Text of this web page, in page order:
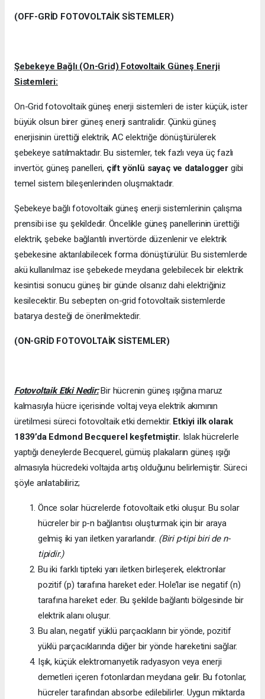
(OFF-GRİD FOTOVOLTAİK SİSTEMLER)
Şebekeye Bağlı (On-Grid) Fotovoltaik Güneş Enerji
Sistemleri:
On-Grid fotovoltaik güneş enerji sistemleri de ister küçük, ister
büyük olsun birer güneş enerji santralidir. Çünkü güneş
enerjisinin ürettiği elektrik, AC elektriğe dönüştürülerek
şebekeye satılmaktadır. Bu sistemler, tek fazlı veya üç fazlı
invertör, güneş panelleri, çift yönlü sayaç ve datalogger gibi
temel sistem bileşenlerinden oluşmaktadır.
Şebekeye bağlı fotovoltaik güneş enerji sistemlerinin çalışma
prensibi ise şu şekildedir. Öncelikle güneş panellerinin ürettiği
elektrik, şebeke bağlantılı invertörde düzenlenir ve elektrik
şebekesine aktarılabilecek forma dönüştürülür. Bu sistemlerde
akü kullanılmaz ise şebekede meydana gelebilecek bir elektrik
kesintisi sonucu güneş bir günde olsanız dahi elektriğiniz
kesilecektir. Bu sebepten on-grid fotovoltaik sistemlerde
batarya desteği de önerilmektedir.
(ON-GRİD FOTOVOLTAİK SİSTEMLER)
Fotovoltaik Etki Nedir:Bir hücrenin güneş ışığına maruz
kalmasıyla hücre içerisinde voltaj veya elektrik akımının
üretilmesi süreci fotovoltaik etki demektir. Etkiyi ilk olarak
1839’da Edmond Becquerel keşfetmiştir. Islak hücrelerle
yaptığı deneylerde Becquerel, gümüş plakaların güneş ışığı
almasıyla hücredeki voltajda artış olduğunu belirlemiştir. Süreci
şöyle anlatabiliriz;
Önce solar hücrelerde fotovoltaik etki oluşur. Bu solar
hücreler bir p-n bağlantısı oluşturmak için bir araya
gelmiş iki yarı iletken yararlandır. (Biri p-tipi biri de n-
tipidir.)
Bu iki farklı tipteki yarı iletken birleşerek, elektronlar
pozitif (p) tarafına hareket eder. Hole’lar ise negatif (n)
tarafına hareket eder. Bu şekilde bağlantı bölgesinde bir
elektrik alanı oluşur.
Bu alan, negatif yüklü parçacıkların bir yönde, pozitif
yüklü parçacıklarında diğer bir yönde hareketini sağlar.
Işık, küçük elektromanyetik radyasyon veya enerji
demetleri içeren fotonlardan meydana gelir. Bu fotonlar,
hücreler tarafından absorbe edilebilirler. Uygun miktarda